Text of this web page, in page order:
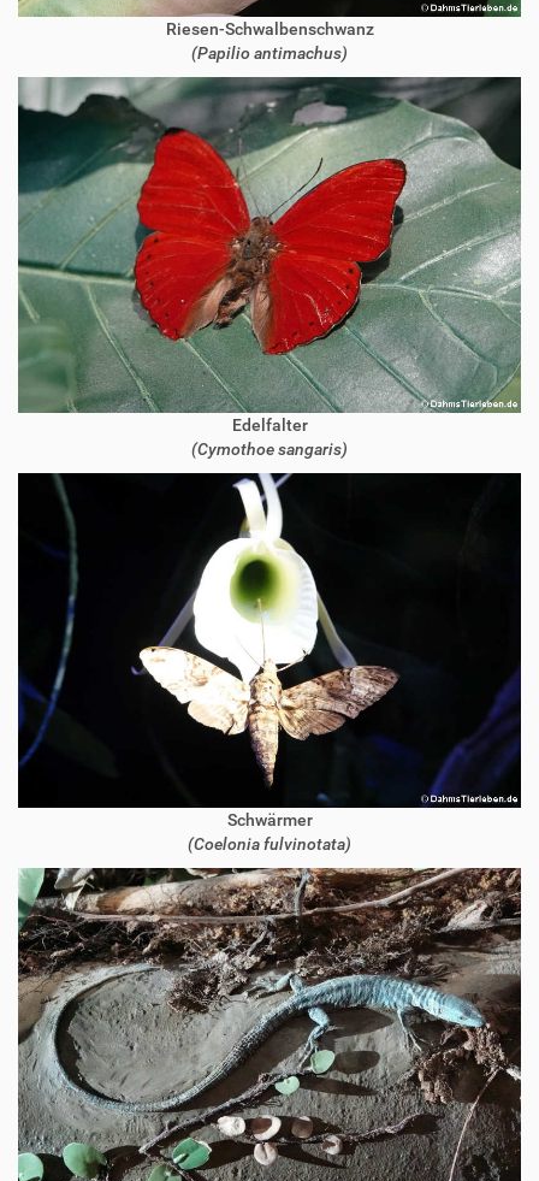
Riesen-Schwalbenschwanz
(Papilio antimachus)
Edelfalter
(Cymothoe sangaris)
Schwärmer
(Coelonia fulvinotata)